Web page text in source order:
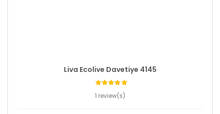
Liva Ecolive Davetiye 4145
1 review(s)